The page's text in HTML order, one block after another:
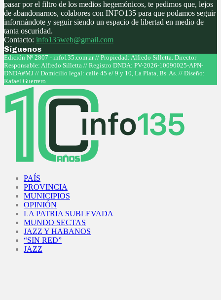
pasar por el filtro de los medios hegemónicos, te pedimos que, lejos
de abandonarnos, colabores con INFO135 para que podamos seguir
informándote y seguir siendo un espacio de libertad en medio de
tanta oscuridad.
Contacto: info135web@gmail.com
Síguenos
Facebook
Twitter
Instagram
Youtube
Edición Nº 2807 - info135.com.ar // Propiedad: Alfredo Silletta. Director
Responsable: Alfredo Silletta // Registro DNDA: PV-2026-10090025-APN-
DNDA#MJ // Domicilio legal: calle 45 e/ 9 y 10, La Plata, Bs. As. // Diseño:
Rafael Guerrero
PAÍS
PROVINCIA
MUNICIPIOS
OPINIÓN
LA PATRIA SUBLEVADA
MUNDO SECTAS
JAZZ Y HABANOS
“SIN RED”
JAZZ